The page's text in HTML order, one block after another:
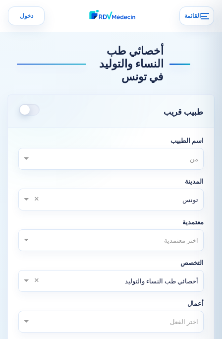
القائمة دخول
أخصائي طب
النساء والتوليد
في تونس
طبيب قريب
اسم الطبيب
من
المدينة
تونس
×
معتمدية
اختر معتمدية
التخصص
أخصائي طب النساء والتوليد
×
أعمال
اختر الفعل